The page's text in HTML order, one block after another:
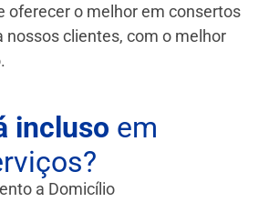
oferecer o melhor em consertos
nossos clientes, com o melhor
incluso em
a Domicílio